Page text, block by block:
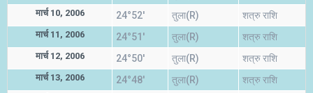
मार्च 10, 2006 24°52' तुला(R) शत्रु राशि
मार्च 11, 2006 24°51' तुला(R) शत्रु राशि
मार्च 12, 2006 24°50' तुला(R) शत्रु राशि
मार्च 13, 2006 24°48' तुला(R) शत्रु राशि